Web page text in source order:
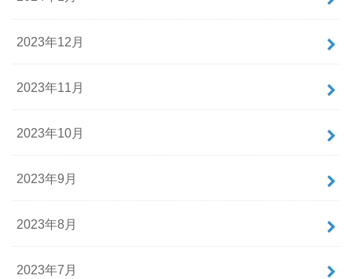
2023年12月
2023年11月
2023年10月
2023年9月
2023年8月
2023年7月